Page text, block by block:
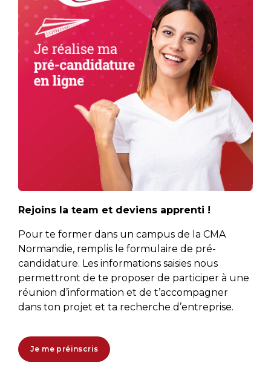
Rejoins la team et deviens apprenti !
Pour te former dans un campus de la CMA
Normandie, remplis le formulaire de pré-
candidature. Les informations saisies nous
permettront de te proposer de participer à une
réunion d’information et de t’accompagner
dans ton projet et ta recherche d’entreprise.
Je me préinscris